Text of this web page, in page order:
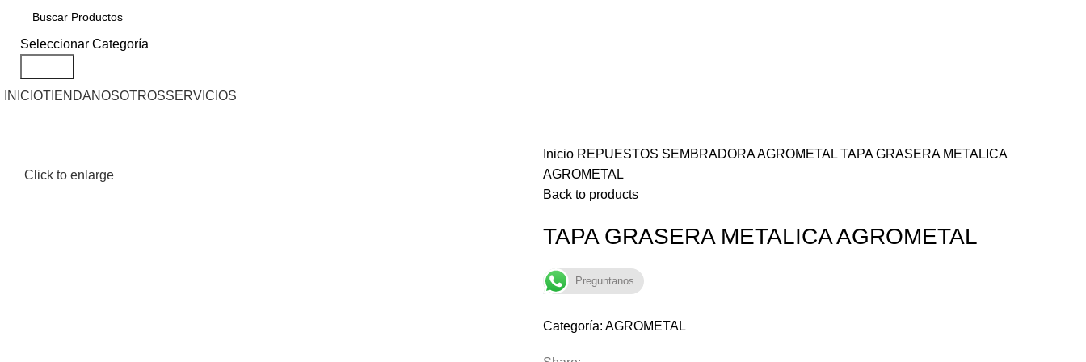
Seleccionar Categoría
INICIOTIENDANOSOTROSSERVICIOS
Click to enlarge
Inicio REPUESTOS SEMBRADORAAGROMETAL TAPA GRASERA METALICA
AGROMETAL
Back to products
TAPA GRASERA METALICA AGROMETAL
Preguntanos
Categoría: AGROMETAL